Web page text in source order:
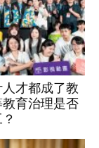
才都成了教
育治理是否